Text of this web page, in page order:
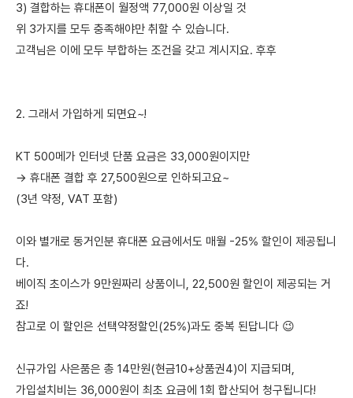
3) 결합하는 휴대폰이 월정액 77,000원 이상일 것
위 3가지를 모두 충족해야만 취할 수 있습니다.
고객님은 이에 모두 부합하는 조건을 갖고 계시지요. 후후
2. 그래서 가입하게 되면요~!
KT 500메가 인터넷 단품 요금은 33,000원이지만
→ 휴대폰 결합 후 27,500원으로 인하되고요~
(3년 약정, VAT 포함)
이와 별개로 동거인분 휴대폰 요금에서도 매월 -25% 할인이 제공됩니
다.
베이직 초이스가 9만원짜리 상품이니, 22,500원 할인이 제공되는 거
죠!
참고로 이 할인은 선택약정할인(25%)과도 중복 된답니다 😉
신규가입 사은품은 총 14만원(현금10+상품권4)이 지급되며,
가입설치비는 36,000원이 최초 요금에 1회 합산되어 청구됩니다!